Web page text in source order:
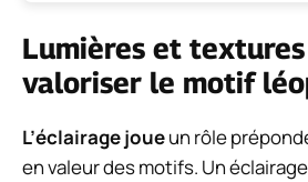
Lumières et
valoriser le motif
L’éclairage joueun rôle
en valeur des motifs. Un